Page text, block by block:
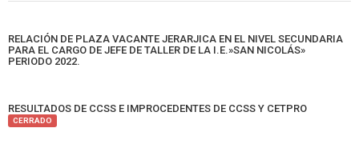
RELACIÓN DE PLAZA VACANTE JERARJICA EN EL NIVEL SECUNDARIA
PARA EL CARGO DE JEFE DE TALLER DE LA I.E.»SAN NICOLÁS»
PERIODO 2022.
RESULTADOS DE CCSS E IMPROCEDENTES DE CCSS Y CETPRO
CERRADO